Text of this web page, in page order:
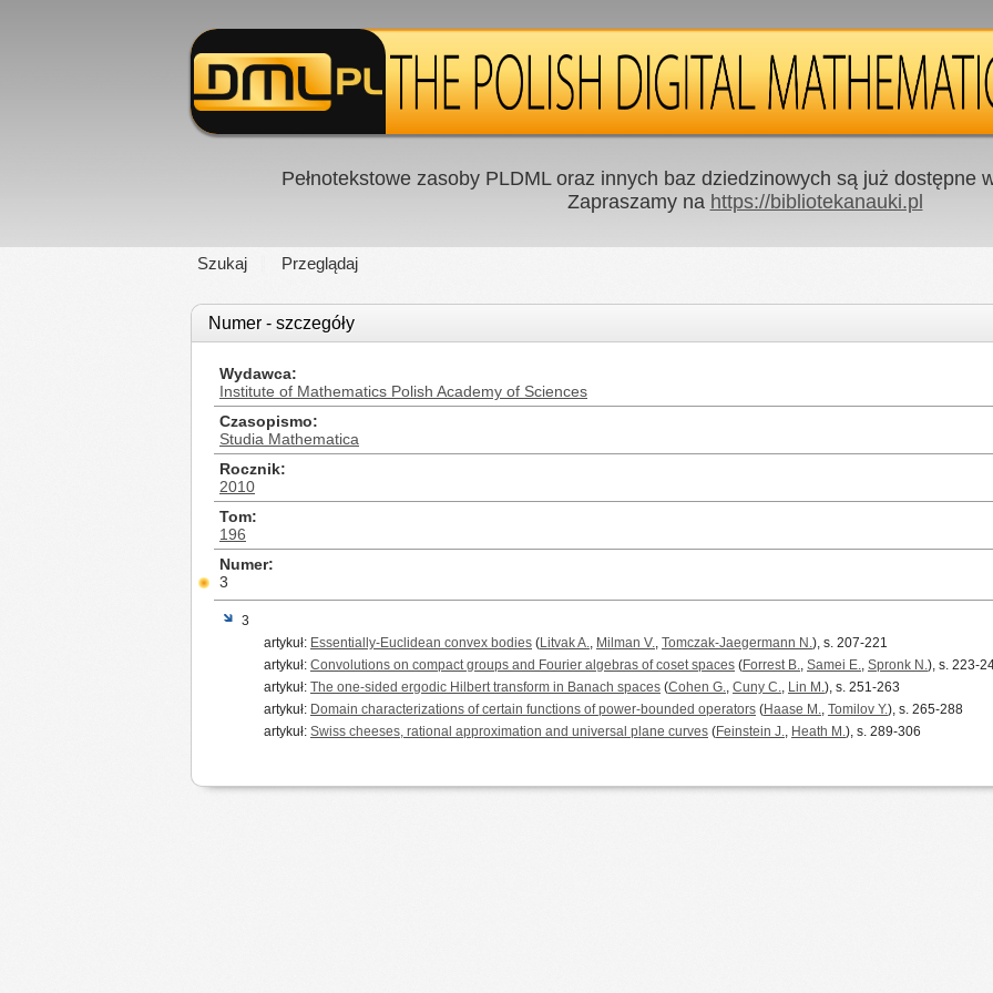
Pełnotekstowe zasoby PLDML oraz innych baz dziedzinowych są już dostępne
Zapraszamy na https://bibliotekanauki.pl
Szukaj Przeglądaj
Numer - szczegóły
Wydawca
Institute of Mathematics Polish Academy of Sciences
Czasopismo
Studia Mathematica
Rocznik
2010
Tom
196
Numer
3
3
artykuł: Essentially-Euclidean convex bodies (Litvak A., Milman V., Tomczak-Jaegermann N.), s. 207-221
artykuł: Convolutions on compact groups and Fourier algebras of coset spaces (Forrest B., Samei E., Spronk N.), s. 223-
artykuł: The one-sided ergodic Hilbert transform in Banach spaces (Cohen G., Cuny C., Lin M.), s. 251-263
artykuł: Domain characterizations of certain functions of power-bounded operators (Haase M., Tomilov Y.), s. 265-288
artykuł: Swiss cheeses, rational approximation and universal plane curves (Feinstein J., Heath M.), s. 289-306